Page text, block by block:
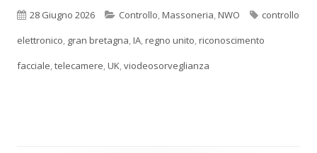
Pubblicato
28 Giugno 2026 Categorie
Controllo,Massoneria,NWO Tag
controllo
elettronico, gran bretagna,IA,regno unito,riconoscimento
facciale,telecamere,UK,viodeosorveglianza